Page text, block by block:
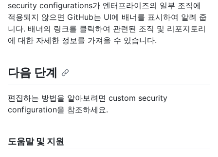
security configurations가 엔터프라이즈의 일부 조직에
적용되지 않으면 GitHub는 UI에 배너를 표시하여 알려 줍
니다. 배너의 링크를 클릭하여 관련된 조직 및 리포지토리
에 대한 자세한 정보를 가져올 수 있습니다.
다음 단계
편집하는 방법을 알아보려면 custom security
configuration을 참조하세요.
도움말 및 지원